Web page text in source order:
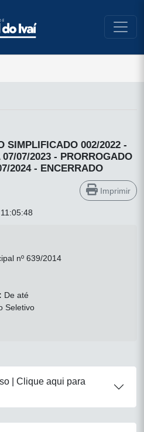
SIMPLIFICADO 002/2022 -
07/2023 - PRORROGADO
2024 - ENCERRADO
Imprimir
nº 639/2014
De até
Seletivo
| Clique aqui para